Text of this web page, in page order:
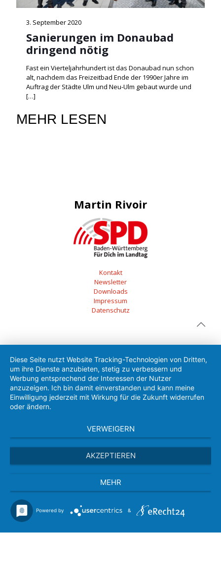
3. September 2020
Sanierungen im Donaubad
dringend nötig
Fast ein Vierteljahrhundert ist das Donaubad nun schon
alt, nachdem das Freizeitbad Ende der 1990er Jahre im
Auftrag der Städte Ulm und Neu-Ulm gebaut wurde und
[…]
MEHR LESEN
Martin Rivoir
Kontakt
Newsletter
Downloads
Impressum
Datenschutz
Diese Seite nutzt Website Tracking-Technologien von Dritten,
um ihre Dienste anzubieten, stetig zu verbessern und
Werbung entsprechend der Interessen der Nutzer
anzuzeigen. Ich bin damit einverstanden und kann meine
Einwilligung jederzeit mit Wirkung für die Zukunft widerrufen
oder ändern.
VERWEIGERN
AKZEPTIEREN
MEHR
Powered by &